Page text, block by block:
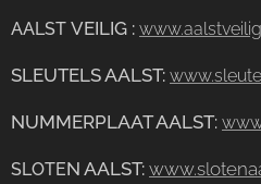
AALST VEILIG :
SLEUTELS AALST:
NUMMERPLAAT AALST:
SLOTEN AALST: